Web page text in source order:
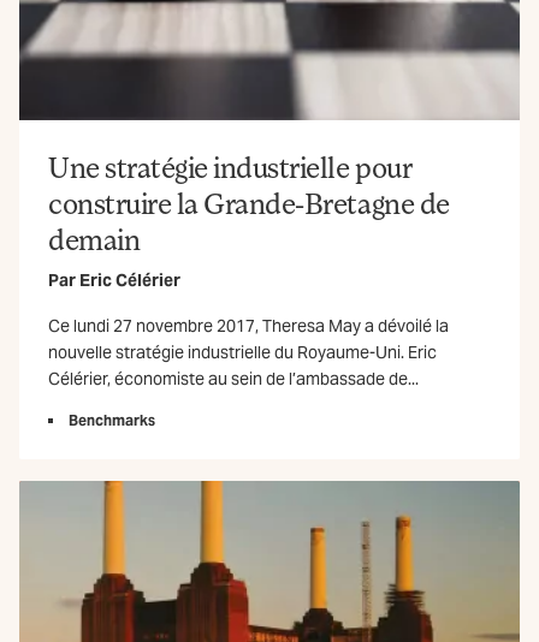
Une stratégie industrielle pour
construire la Grande-Bretagne de
demain
Par Eric Célérier
Ce lundi 27 novembre 2017, Theresa May a dévoilé la
nouvelle stratégie industrielle du Royaume-Uni. Eric
Célérier, économiste au sein de l’ambassade de...
Benchmarks